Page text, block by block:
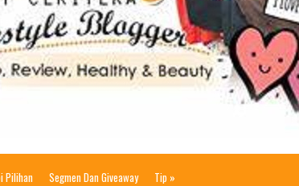
Pilihan Segmen Dan Giveaway Tip »